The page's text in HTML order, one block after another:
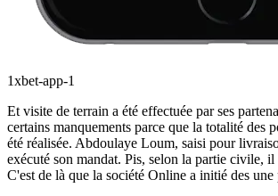
1xbet-app-1
Et visite de terrain a été effectuée par ses
certains manquements parce que la totalité des
été réalisée. Abdoulaye Loum, saisi pour
exécuté son mandat. Pis, selon la partie civile, il
C'est de là que la société Online a initié des